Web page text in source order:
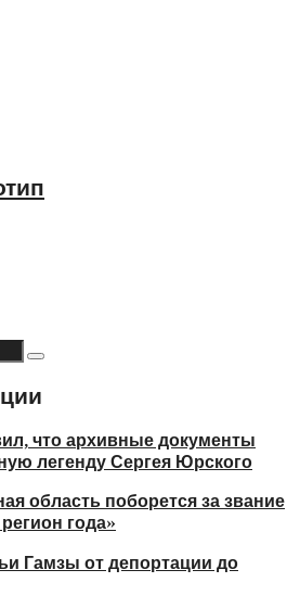
что архивные документы
легенду Сергея Юрского
область поборется за звание
года»
Гамзы от депортации до